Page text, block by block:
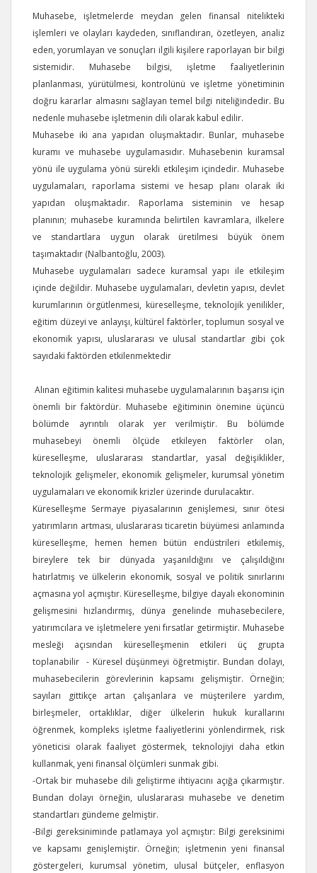
Muhasebe, işletmelerde meydan gelen finansal nitelikteki
işlemleri ve olayları kaydeden, sınıflandıran, özetleyen, analiz
eden, yorumlayan ve sonuçları ilgili kişilere raporlayan bir bilgi
sistemidir. Muhasebe bilgisi, işletme faaliyetlerinin
planlanması, yürütülmesi, kontrolünü ve işletme yönetiminin
doğru kararlar almasını sağlayan temel bilgi niteliğindedir. Bu
nedenle muhasebe işletmenin dili olarak kabul edilir.
Muhasebe iki ana yapıdan oluşmaktadır. Bunlar, muhasebe
kuramı ve muhasebe uygulamasıdır. Muhasebenin kuramsal
yönü ile uygulama yönü sürekli etkileşim içindedir. Muhasebe
uygulamaları, raporlama sistemi ve hesap planı olarak iki
yapıdan oluşmaktadır. Raporlama sisteminin ve hesap
planının; muhasebe kuramında belirtilen kavramlara, ilkelere
ve standartlara uygun olarak üretilmesi büyük önem
taşımaktadır (Nalbantoğlu, 2003).
Muhasebe uygulamaları sadece kuramsal yapı ile etkileşim
içinde değildir. Muhasebe uygulamaları, devletin yapısı, devlet
kurumlarının örgütlenmesi, küreselleşme, teknolojik yenilikler,
eğitim düzeyi ve anlayışı, kültürel faktörler, toplumun sosyal ve
ekonomik yapısı, uluslararası ve ulusal standartlar gibi çok
sayıdaki faktörden etkilenmektedir
Alınan eğitimin kalitesi muhasebe uygulamalarının başarısı için
önemli bir faktördür. Muhasebe eğitiminin önemine üçüncü
bölümde ayrıntılı olarak yer verilmiştir. Bu bölümde
muhasebeyi önemli ölçüde etkileyen faktörler olan,
küreselleşme, uluslararası standartlar, yasal değişiklikler,
teknolojik gelişmeler, ekonomik gelişmeler, kurumsal yönetim
uygulamaları ve ekonomik krizler üzerinde durulacaktır.
Küreselleşme Sermaye piyasalarının genişlemesi, sınır ötesi
yatırımların artması, uluslararası ticaretin büyümesi anlamında
küreselleşme, hemen hemen bütün endüstrileri etkilemiş,
bireylere tek bir dünyada yaşanıldığını ve çalışıldığını
hatırlatmış ve ülkelerin ekonomik, sosyal ve politik sınırlarını
açmasına yol açmıştır. Küreselleşme, bilgiye dayalı ekonominin
gelişmesini hızlandırmış, dünya genelinde muhasebecilere,
yatırımcılara ve işletmelere yeni fırsatlar getirmiştir. Muhasebe
mesleği açısından küreselleşmenin etkileri üç grupta
toplanabilir - Küresel düşünmeyi öğretmiştir. Bundan dolayı,
muhasebecilerin görevlerinin kapsamı gelişmiştir. Örneğin;
sayıları gittikçe artan çalışanlara ve müşterilere yardım,
birleşmeler, ortaklıklar, diğer ülkelerin hukuk kurallarını
öğrenmek, kompleks işletme faaliyetlerini yönlendirmek, risk
yöneticisi olarak faaliyet göstermek, teknolojiyi daha etkin
kullanmak, yeni finansal ölçümleri sunmak gibi.
-Ortak bir muhasebe dili geliştirme ihtiyacını açığa çıkarmıştır.
Bundan dolayı örneğin, uluslararası muhasebe ve denetim
standartları gündeme gelmiştir.
-Bilgi gereksiniminde patlamaya yol açmıştır: Bilgi gereksinimi
ve kapsamı genişlemiştir. Örneğin; işletmenin yeni finansal
göstergeleri, kurumsal yönetim, ulusal bütçeler, enflasyon